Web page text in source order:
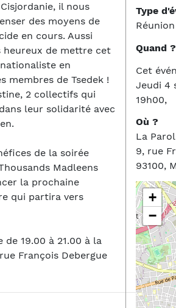
Type
Quand ?
Cet
Jeudi 4
19h00,
Où ?
La
9, rue
93100,
+
−
il nous
des moyens de
en cours. Aussi
heureux de mettre cet
en
membres de Tsedek !
2 collectifs qui
leur solidarité avec
de la soirée
Madleens
la prochaine
qui partira vers
19.00 à 21.00 à la
François Debergue